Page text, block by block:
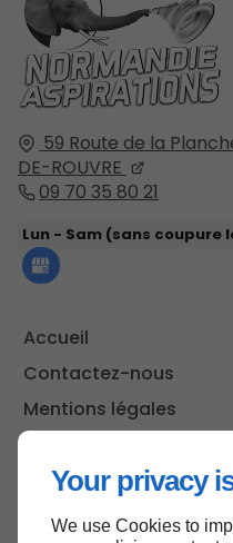
Your privacy
We use Cookies to
59 Route de la
DE-ROUVRE
09 70 35 80 21
Lun - Sam (sans coupure
Accueil
Contactez-nous
Mentions légales